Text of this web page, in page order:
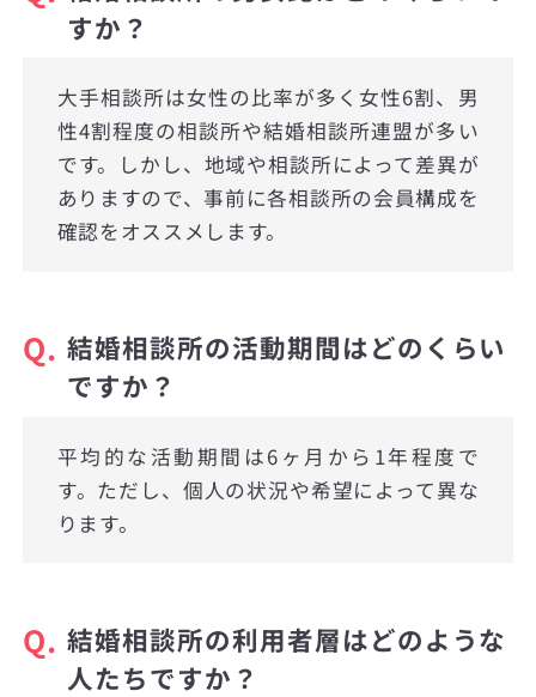
すか？
大手相談所は女性の比率が多く女性6割、男
性4割程度の相談所や結婚相談所連盟が多い
です。しかし、地域や相談所によって差異が
ありますので、事前に各相談所の会員構成を
確認をオススメします。
Q. 結婚相談所の活動期間はどのくらい
ですか？
平均的な活動期間は6ヶ月から1年程度で
す。ただし、個人の状況や希望によって異な
ります。
Q. 結婚相談所の利用者層はどのような
人たちですか？